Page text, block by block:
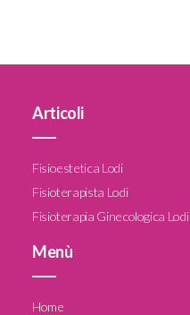
Articoli
Fisioestetica Lodi
Fisioterapista Lodi
Fisioterapia Ginecologica Lodi
Menù
Home